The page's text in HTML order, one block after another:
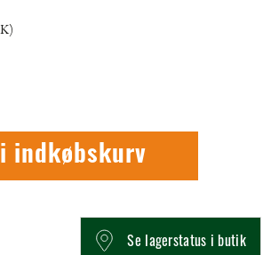
indkøbskurv
Se lagerstatus i butik